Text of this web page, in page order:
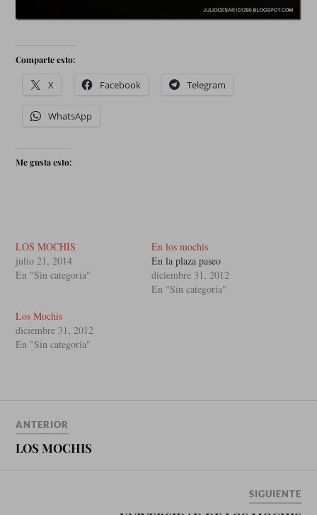
Comparte esto:
X Facebook Telegram
WhatsApp
Me gusta esto:
LOS MOCHIS
julio 21, 2014
En "Sin categoría"
En los mochis
En la plaza paseo
diciembre 31, 2012
En "Sin categoría"
Los Mochis
diciembre 31, 2012
En "Sin categoría"
ANTERIOR
LOS MOCHIS
SIGUIENTE